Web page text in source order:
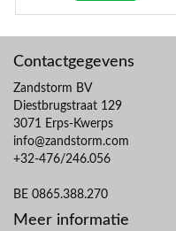
Contactgegevens
Zandstorm BV
Diestbrugstraat 129
3071 Erps-Kwerps
info@zandstorm.com
+32-476/246.056
BE 0865.388.270
Meer informatie